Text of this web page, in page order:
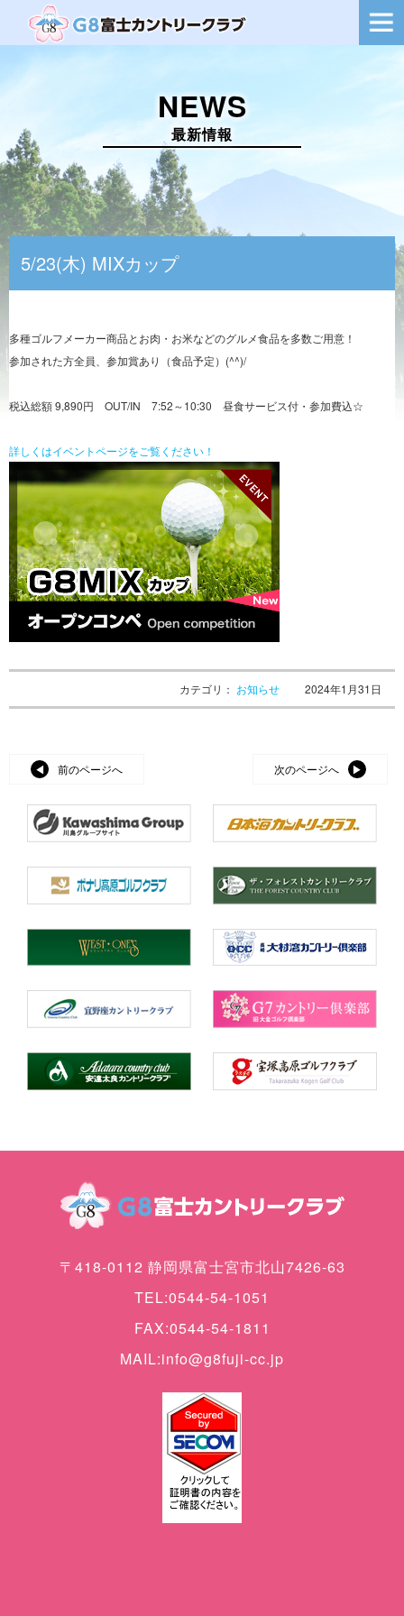
ー
シ
ョ
NEWS
最新情報
5/23(木) MIXカップ
多種ゴルフメーカー商品とお肉・お米などのグルメ食品を多数ご用意！
参加された方全員、参加賞あり（食品予定）(^^)/
税込総額 9,890円 OUT/IN 7:52～10:30 昼食サービス付・参加費込☆
詳しくはイベントページをご覧ください！
カテゴリ： お知らせ 2024年1月31日
前のページへ 次のページへ
〒418-0112 静岡県富士宮市北山7426-63
TEL:0544-54-1051
FAX:0544-54-1811
MAIL:info@g8fuji-cc.jp